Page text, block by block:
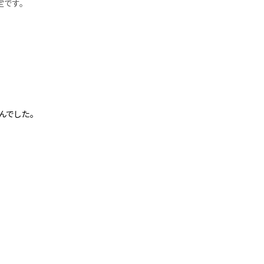
す。
した。